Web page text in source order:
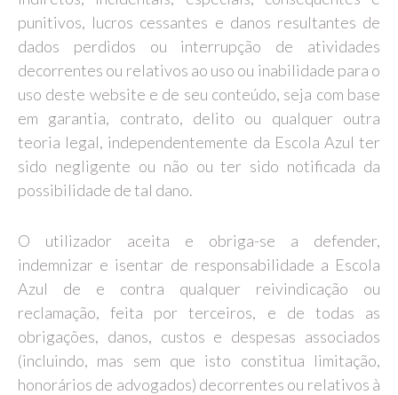
punitivos, lucros cessantes e danos resultantes de
dados perdidos ou interrupção de atividades
decorrentes ou relativos ao uso ou inabilidade para o
uso deste website e de seu conteúdo, seja com base
em garantia, contrato, delito ou qualquer outra
teoria legal, independentemente da Escola Azul ter
sido negligente ou não ou ter sido notificada da
possibilidade de tal dano.
O utilizador aceita e obriga-se a defender,
indemnizar e isentar de responsabilidade a Escola
Azul de e contra qualquer reivindicação ou
reclamação, feita por terceiros, e de todas as
obrigações, danos, custos e despesas associados
(incluindo, mas sem que isto constitua limitação,
honorários de advogados) decorrentes ou relativos à